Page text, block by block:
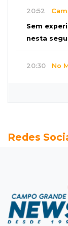
20:52
Sem
nesta
20:30 No
Seleções
Vigia é
dois
Redes